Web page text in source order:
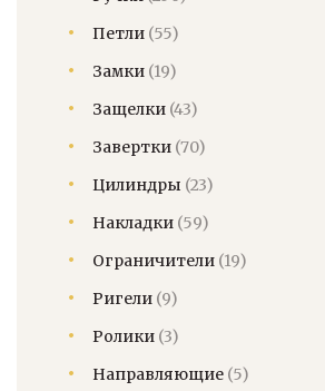
Петли (55)
Замки (19)
Защелки (43)
Завертки (70)
Цилиндры (23)
Накладки (59)
Ограничители (19)
Ригели (9)
Ролики (3)
Направляющие (5)